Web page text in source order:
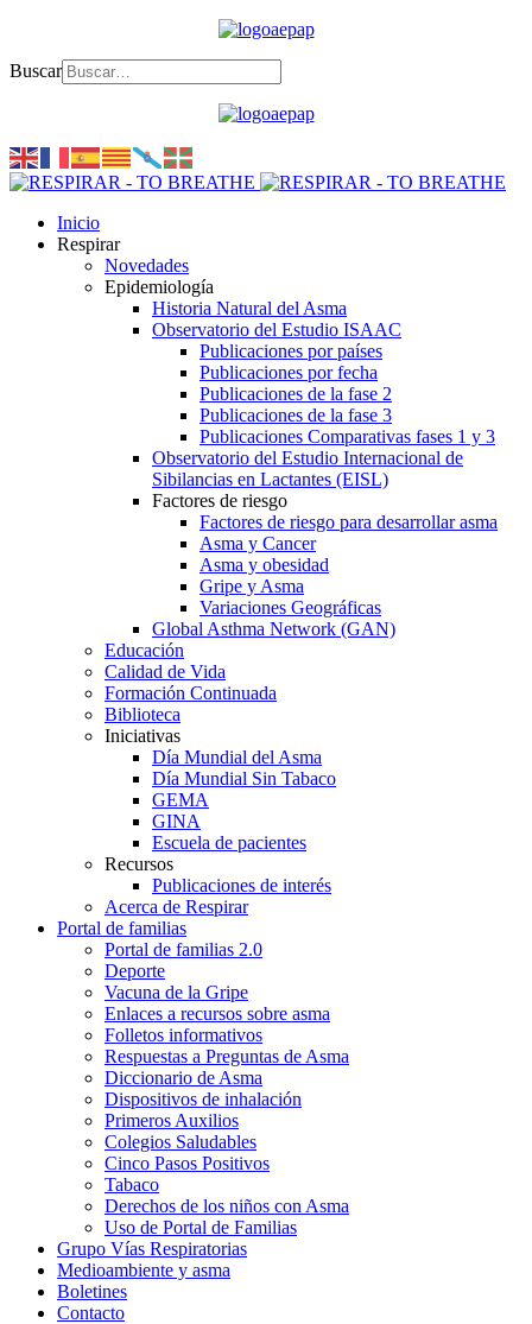
Buscar
Inicio
Respirar
Novedades
Epidemiología
Historia Natural del Asma
Observatorio del Estudio ISAAC
Publicaciones por países
Publicaciones por fecha
Publicaciones de la fase 2
Publicaciones de la fase 3
Publicaciones Comparativas fases 1 y 3
Observatorio del Estudio Internacional de
Sibilancias en Lactantes (EISL)
Factores de riesgo
Factores de riesgo para desarrollar asma
Asma y Cancer
Asma y obesidad
Gripe y Asma
Variaciones Geográficas
Global Asthma Network (GAN)
Educación
Calidad de Vida
Formación Continuada
Biblioteca
Iniciativas
Día Mundial del Asma
Día Mundial Sin Tabaco
GEMA
GINA
Escuela de pacientes
Recursos
Publicaciones de interés
Acerca de Respirar
Portal de familias
Portal de familias 2.0
Deporte
Vacuna de la Gripe
Enlaces a recursos sobre asma
Folletos informativos
Respuestas a Preguntas de Asma
Diccionario de Asma
Dispositivos de inhalación
Primeros Auxilios
Colegios Saludables
Cinco Pasos Positivos
Tabaco
Derechos de los niños con Asma
Uso de Portal de Familias
Grupo Vías Respiratorias
Medioambiente y asma
Boletines
Contacto